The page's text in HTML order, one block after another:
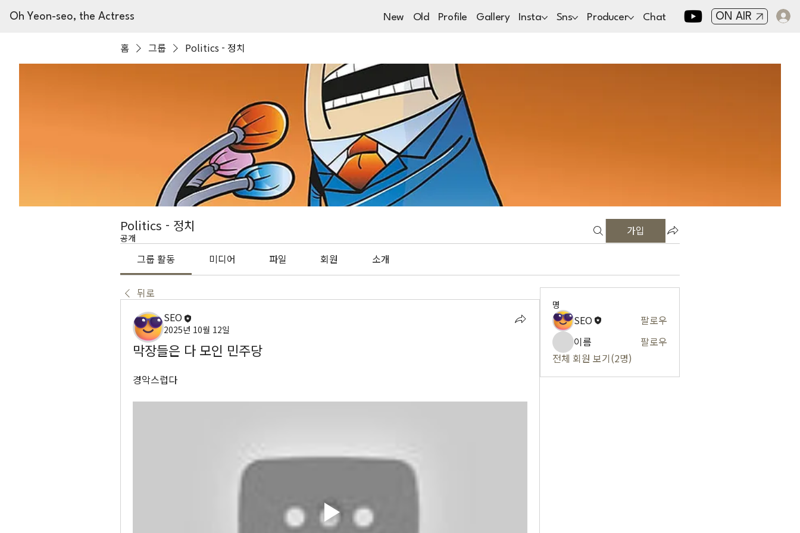
Oh Yeon-seo, the Actress New Old Profile Gallery Insta Sns Producer Chat ON AIR
홈 그룹 Politics - 정치
Politics - 정치
공개
가입
그룹 활동 미디어 파일 회원 소개
뒤로
SEO
2025년 10월 12일
막장들은 다 모인 민주당
경악스럽다
명
SEO
팔로우
이름
팔로우
전체 회원 보기(2명)